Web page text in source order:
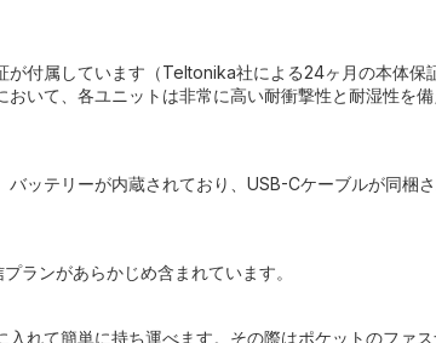
付属しています（Teltonika社による24ヶ月の本体
いて、各ユニットは非常に高い耐衝撃性と耐湿性を
ッテリーが内蔵されており、USB-Cケーブルが同梱
ランがあらかじめ含まれています。
れて簡単に持ち運べます。その際はポケットのファ